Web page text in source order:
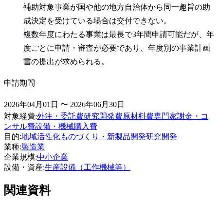
補助対象事業が国や他の地方自治体から同一趣旨の助
成決定を受けている場合は交付できない。
複数年度にわたる事業は最長で3年間申請可能だが、年
度ごとに申請・審査が必要であり、年度別の事業計画
書の提出が求められる。
申請期間
2026年04月01日 〜 2026年06月30日
対象経費:外注・委託費研究開発費原材料費専門家謝金・コ
ンサル費設備・機械購入費
目的:地域活性化ものづくり・新製品開発研究開発
業種:製造業
企業規模:中小企業
設備・資産:生産設備（工作機械等）
関連資料